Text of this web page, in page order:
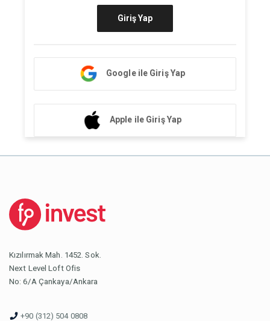
Giriş Yap
Google ile Giriş Yap
Apple ile Giriş Yap
Kızılırmak Mah. 1452. Sok.
Next Level Loft Ofis
No: 6/A Çankaya/Ankara
+90 (312) 504 0808